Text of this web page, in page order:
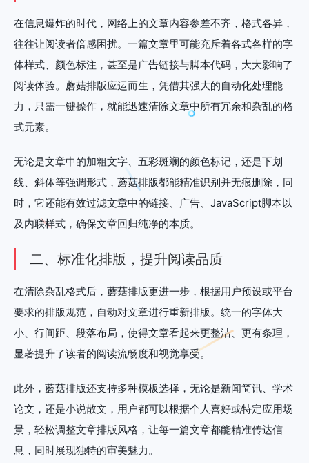
在信息爆炸的时代，网络上的文章内容参差不齐，格式各异，
往往让阅读者倍感困扰。一篇文章里可能充斥着各式各样的字
体样式、颜色标注，甚至是广告链接与脚本代码，大大影响了
阅读体验。蘑菇排版应运而生，凭借其强大的自动化处理能
力，只需一键操作，就能迅速清除文章中所有冗余和杂乱的格
式元素。
无论是文章中的加粗文字、五彩斑斓的颜色标记，还是下划
线、斜体等强调形式，蘑菇排版都能精准识别并无痕删除，同
时，它还能有效过滤文章中的链接、广告、JavaScript脚本以
及内联样式，确保文章回归纯净的本质。
二、标准化排版，提升阅读品质
在清除杂乱格式后，蘑菇排版更进一步，根据用户预设或平台
要求的排版规范，自动对文章进行重新排版。统一的字体大
小、行间距、段落布局，使得文章看起来更整洁、更有条理，
显著提升了读者的阅读流畅度和视觉享受。
此外，蘑菇排版还支持多种模板选择，无论是新闻简讯、学术
论文，还是小说散文，用户都可以根据个人喜好或特定应用场
景，轻松调整文章排版风格，让每一篇文章都能精准传达信
息，同时展现独特的审美魅力。